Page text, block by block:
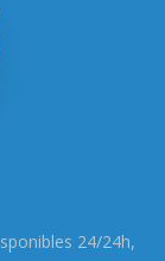
24/24h,